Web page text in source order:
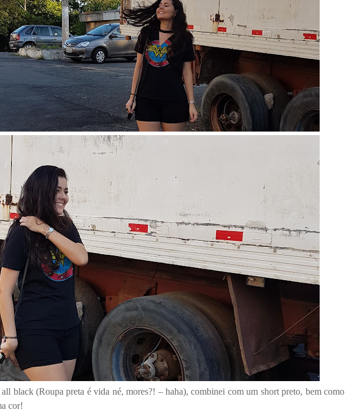
black (Roupa preta é vida né, mores?! – haha), combinei com um short preto, bem como
cor!